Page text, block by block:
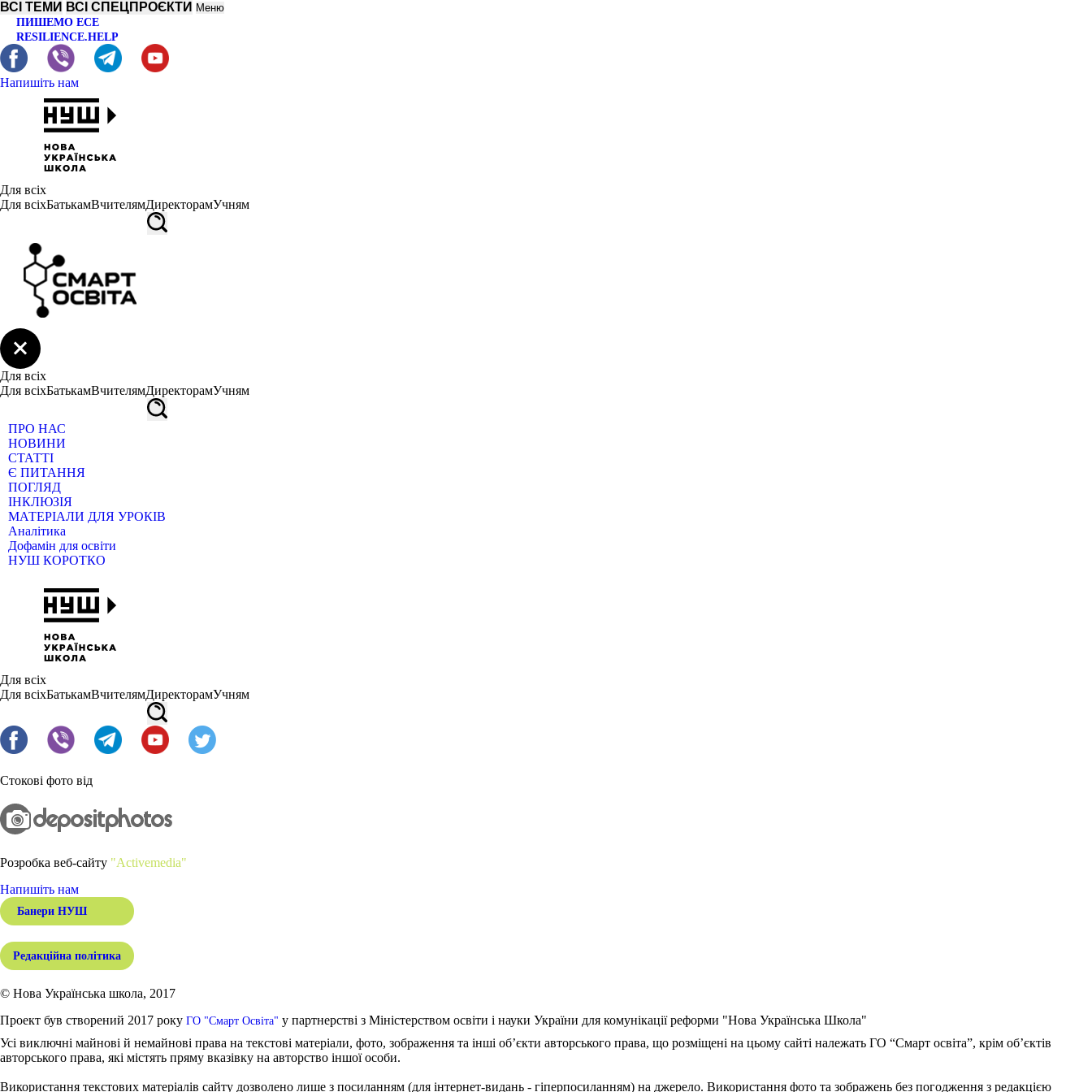
ВСІ ТЕМИ ВСІ СПЕЦПРОЄКТИ Меню
ПИШЕМО ЕСЕ
RESILIENCE.HELP
Напишіть нам
Для всіх
Для всіхБатькамВчителямДиректорамУчням
Для всіх
Для всіхБатькамВчителямДиректорамУчням
ПРО НАС
НОВИНИ
СТАТТІ
Є ПИТАННЯ
ПОГЛЯД
ІНКЛЮЗІЯ
МАТЕРІАЛИ ДЛЯ УРОКІВ
Аналітика
Дофамін для освіти
НУШ КОРОТКО
Для всіх
Для всіхБатькамВчителямДиректорамУчням
Стокові фото від
Розробка веб-сайту "Activemedia"
Напишіть нам
Банери НУШ
Редакційна політика
© Нова Українська школа, 2017
Проект був створений 2017 року ГО "Смарт Освіта" у партнерстві з Міністерством освіти і науки України для комунікації реформи "Нова Українська Школа"
Усі виключні майнові й немайнові права на текстові матеріали, фото, зображення та інші об’єкти авторського права, що розміщені на цьому сайті належать ГО “Смарт освіта”, крім об’єктів
авторського права, які містять пряму вказівку на авторство іншої особи.
Використання текстових матеріалів сайту дозволено лише з посиланням (для інтернет-видань - гіперпосиланням) на джерело. Використання фото та зображень без погодження з редакцією